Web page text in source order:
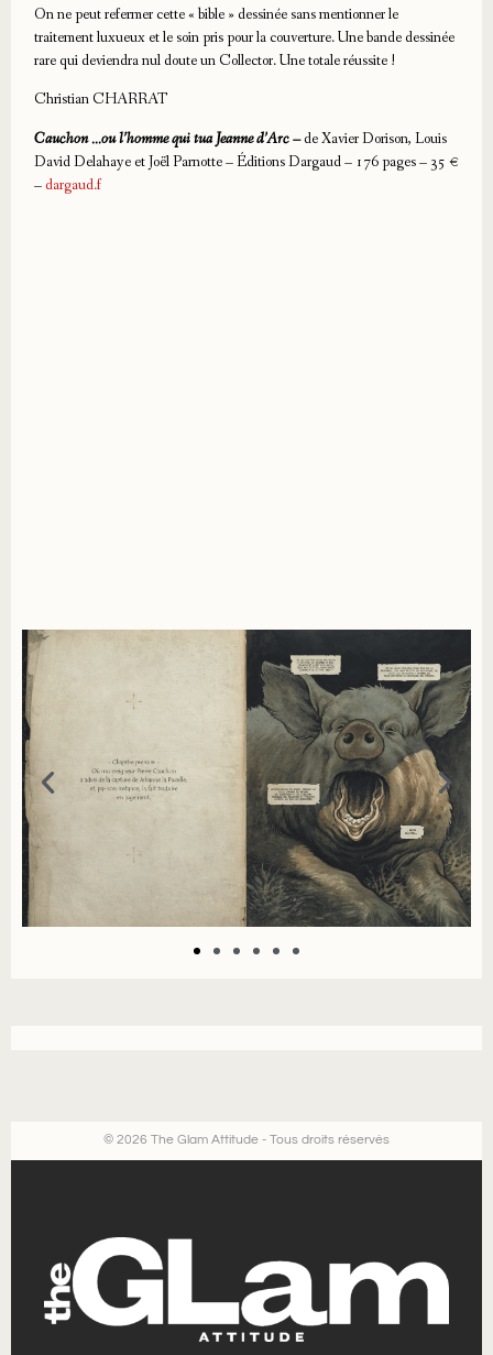
On ne peut refermer cette « bible » dessinée sans mentionner le
traitement luxueux et le soin pris pour la couverture. Une bande dessinée
rare qui deviendra nul doute un Collector. Une totale réussite !
Christian CHARRAT
Cauchon …ou l’homme qui tua Jeanne d’Arc –de Xavier Dorison, Louis
David Delahaye et Joël Parnotte – Éditions Dargaud – 176 pages – 35 €
– dargaud.f
© 2026 The Glam Attitude - Tous droits réservés